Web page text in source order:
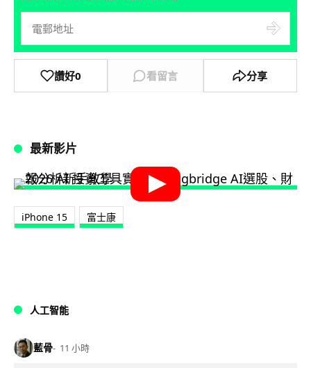
讚好0 看留言 分享
最新影片
iPhone 15 富士康
人工智能
藍骨 11 小時